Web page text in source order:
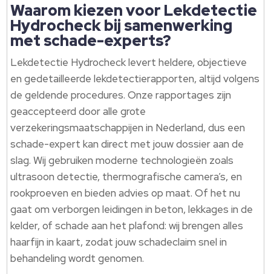
Waarom kiezen voor Lekdetectie
Hydrocheck bij samenwerking
met schade-experts?
Lekdetectie Hydrocheck levert heldere, objectieve
en gedetailleerde lekdetectierapporten, altijd volgens
de geldende procedures. Onze rapportages zijn
geaccepteerd door alle grote
verzekeringsmaatschappijen in Nederland, dus een
schade-expert kan direct met jouw dossier aan de
slag. Wij gebruiken moderne technologieën zoals
ultrasoon detectie, thermografische camera’s, en
rookproeven en bieden advies op maat. Of het nu
gaat om verborgen leidingen in beton, lekkages in de
kelder, of schade aan het plafond: wij brengen alles
haarfijn in kaart, zodat jouw schadeclaim snel in
behandeling wordt genomen.